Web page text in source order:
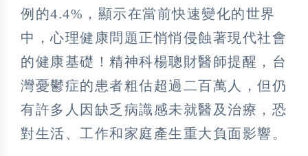
例的4.4%，顯示在當前快速變化的世界
中，心理健康問題正悄悄侵蝕著現代社會
的健康基礎！精神科楊聰財醫師提醒，台
灣憂鬱症的患者粗估超過二百萬人，但仍
有許多人因缺乏病識感未就醫及治療，恐
對生活、工作和家庭產生重大負面影響。